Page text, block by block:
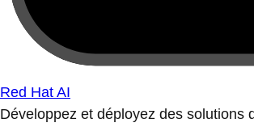
Red Hat AI
Développez et déployez des solutions